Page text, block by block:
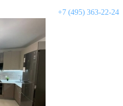
+7 (495) 363-22-24